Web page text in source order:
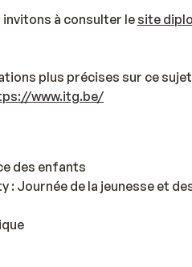
à consulter lesite
plus précises sur ce
www.itg.be/
des enfants
: Journée de la jeunesse et